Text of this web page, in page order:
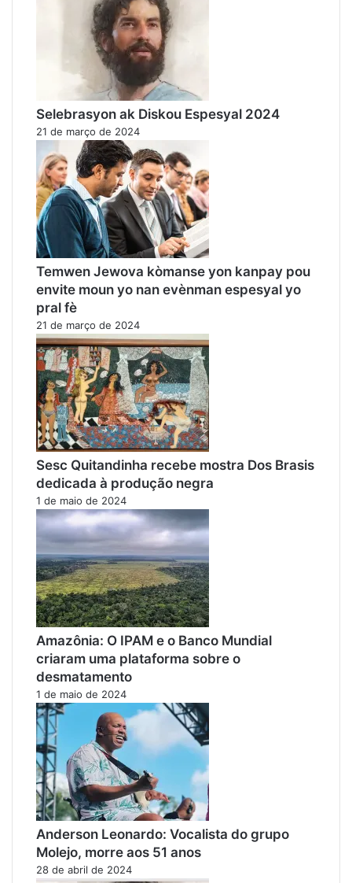
Selebrasyon ak Diskou Espesyal 2024
21 de março de 2024
Temwen Jewova kòmanse yon kanpay pou
envite moun yo nan evènman espesyal yo
pral fè
21 de março de 2024
Sesc Quitandinha recebe mostra Dos Brasis
dedicada à produção negra
1 de maio de 2024
Amazônia: O IPAM e o Banco Mundial
criaram uma plataforma sobre o
desmatamento
1 de maio de 2024
Anderson Leonardo: Vocalista do grupo
Molejo, morre aos 51 anos
28 de abril de 2024